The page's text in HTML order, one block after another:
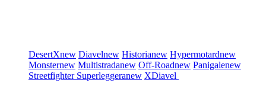
DesertXnew Diavelnew Historianew Hypermotardnew
Monsternew Multistradanew Off-Roadnew Panigalenew
Streetfighter Superleggeranew XDiavel